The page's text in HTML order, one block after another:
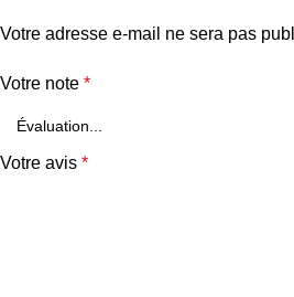
Votre adresse e-mail ne sera pas
Votre note *
Votre avis *